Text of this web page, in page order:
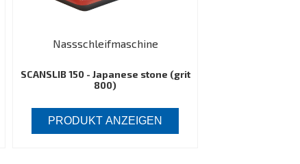
Nassschleifmaschine
SCANSLIB 150 - Japanese stone (grit
800)
PRODUKT ANZEIGEN